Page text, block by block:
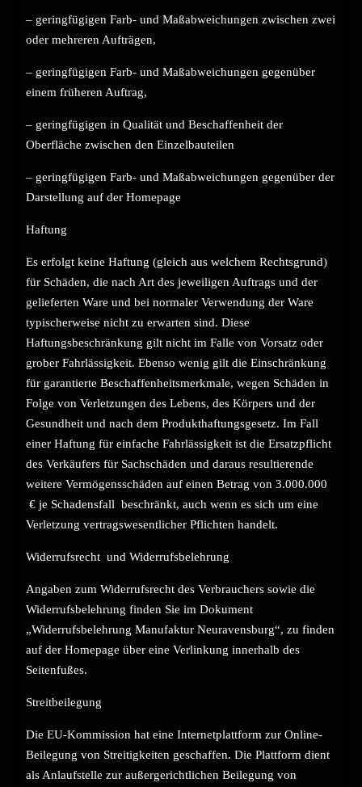
– geringfügigen Farb- und Maßabweichungen zwischen zwei
oder mehreren Aufträgen,
– geringfügigen Farb- und Maßabweichungen gegenüber
einem früheren Auftrag,
– geringfügigen in Qualität und Beschaffenheit der
Oberfläche zwischen den Einzelbauteilen
– geringfügigen Farb- und Maßabweichungen gegenüber der
Darstellung auf der Homepage
Haftung
Es erfolgt keine Haftung (gleich aus welchem Rechtsgrund)
für Schäden, die nach Art des jeweiligen Auftrags und der
gelieferten Ware und bei normaler Verwendung der Ware
typischerweise nicht zu erwarten sind. Diese
Haftungsbeschränkung gilt nicht im Falle von Vorsatz oder
grober Fahrlässigkeit. Ebenso wenig gilt die Einschränkung
für garantierte Beschaffenheitsmerkmale, wegen Schäden in
Folge von Verletzungen des Lebens, des Körpers und der
Gesundheit und nach dem Produkthaftungsgesetz. Im Fall
einer Haftung für einfache Fahrlässigkeit ist die Ersatzpflicht
des Verkäufers für Sachschäden und daraus resultierende
weitere Vermögensschäden auf einen Betrag von 3.000.000
€ je Schadensfall beschränkt, auch wenn es sich um eine
Verletzung vertragswesentlicher Pflichten handelt.
Widerrufsrecht und Widerrufsbelehrung
Angaben zum Widerrufsrecht des Verbrauchers sowie die
Widerrufsbelehrung finden Sie im Dokument
„Widerrufsbelehrung Manufaktur Neuravensburg“, zu finden
auf der Homepage über eine Verlinkung innerhalb des
Seitenfußes.
Streitbeilegung
Die EU-Kommission hat eine Internetplattform zur Online-
Beilegung von Streitigkeiten geschaffen. Die Plattform dient
als Anlaufstelle zur außergerichtlichen Beilegung von